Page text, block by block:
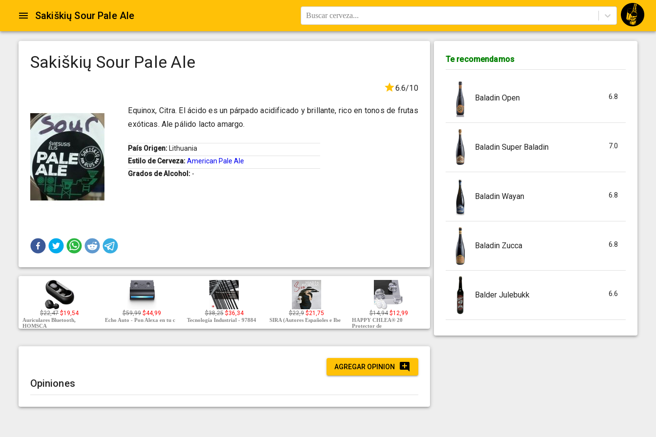
Sakiškių Sour Pale Ale Buscar cerveza...
Sakiškių Sour Pale Ale
6.6/10
Equinox, Citra. El ácido es un párpado acidificado y brillante, rico en tonos de frutas
exóticas. Ale pálido lacto amargo.
País Origen: Lithuania
Estilo de Cerveza:American Pale Ale
Grados de Alcohol: -
$22,47 $19,54
Auriculares Bluetooth,
HOMSCA
$59,99 $44,99
Echo Auto - Pon Alexa en tu c
$38,25 $36,34
Tecnología Industrial - 97884
$22,9 $21,75
SIRA (Autores Españoles e Ibe
$14,94 $12,99
HAPPY CHLEA® 20
Protector de
AGREGAR OPINION
Opiniones
Te recomendamos
Baladin Open 6.8
Baladin Super Baladin 7.0
Baladin Wayan 6.8
Baladin Zucca 6.8
Balder Julebukk 6.6